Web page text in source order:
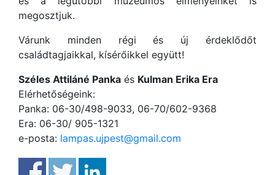
megosztjuk.
Várunk minden régi és új érdeklődőt
családtagjaikkal, kísérőikkel együtt!
Széles Attiláné Panka és Kulman Erika Era
Elérhetőségeink:
Panka: 06-30/498-9033, 06-70/602-9368
Era: 06-30/ 905-1321
e-posta: lampas.ujpest@gmail.com